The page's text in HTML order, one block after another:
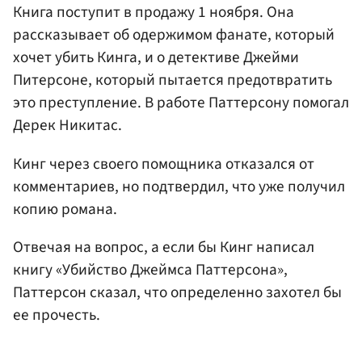
Книга поступит в продажу 1 ноября. Она
рассказывает об одержимом фанате, который
хочет убить Кинга, и о детективе Джейми
Питерсоне, который пытается предотвратить
это преступление. В работе Паттерсону помогал
Дерек Никитас.
Кинг через своего помощника отказался от
комментариев, но подтвердил, что уже получил
копию романа.
Отвечая на вопрос, а если бы Кинг написал
книгу «Убийство Джеймса Паттерсона»,
Паттерсон сказал, что определенно захотел бы
ее прочесть.